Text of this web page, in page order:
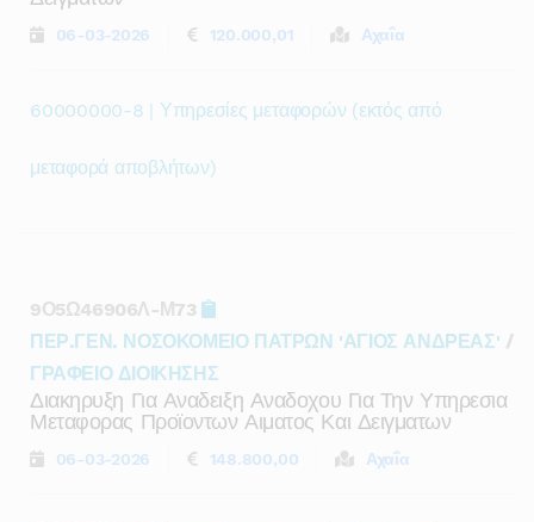
06-03-2026 120.000,01 Αχαΐα
60000000-8 | Υπηρεσίες μεταφορών (εκτός από
μεταφορά αποβλήτων)
9Ο5Ω46906Λ-Μ73
ΠΕΡ.ΓΕΝ. ΝΟΣΟΚΟΜΕΙΟ ΠΑΤΡΩΝ 'ΑΓΙΟΣ ΑΝΔΡΕΑΣ' /
ΓΡΑΦΕΙΟ ΔΙΟΙΚΗΣΗΣ
Διακηρυξη Για Αναδειξη Αναδοχου Για Την Υπηρεσια
Μεταφορας Προϊοντων Αιματος Και Δειγματων
06-03-2026 148.800,00 Αχαΐα